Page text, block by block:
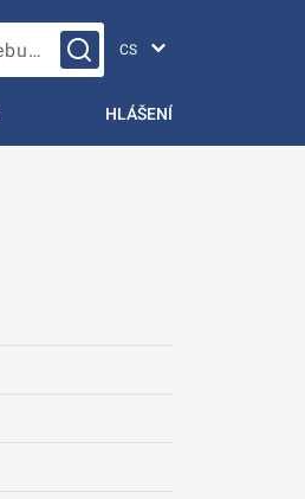
Vyhledávání na webu…
HLÁŠENÍ